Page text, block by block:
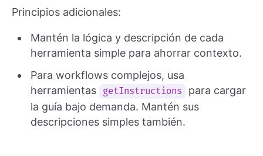
Principios adicionales:
Mantén la lógica y descripción de cada
herramienta simple para ahorrar contexto.
Para workflows complejos, usa
herramientas
getInstructions
para cargar
la guía bajo demanda. Mantén sus
descripciones simples también.